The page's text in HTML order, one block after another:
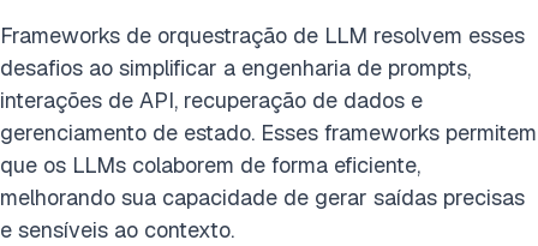
Frameworks de orquestração de LLM resolvem esses
desafios ao simplificar a engenharia de prompts,
interações de API, recuperação de dados e
gerenciamento de estado. Esses frameworks permitem
que os LLMs colaborem de forma eficiente,
melhorando sua capacidade de gerar saídas precisas
e sensíveis ao contexto.